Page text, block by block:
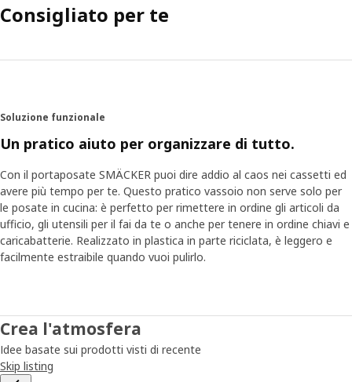
Consigliato per te
Soluzione funzionale
Un pratico aiuto per organizzare di tutto.
Con il portaposate SMÄCKER puoi dire addio al caos nei cassetti ed
avere più tempo per te. Questo pratico vassoio non serve solo per
le posate in cucina: è perfetto per rimettere in ordine gli articoli da
ufficio, gli utensili per il fai da te o anche per tenere in ordine chiavi e
caricabatterie. Realizzato in plastica in parte riciclata, è leggero e
facilmente estraibile quando vuoi pulirlo.
Crea l'atmosfera
Idee basate sui prodotti visti di recente
Skip listing